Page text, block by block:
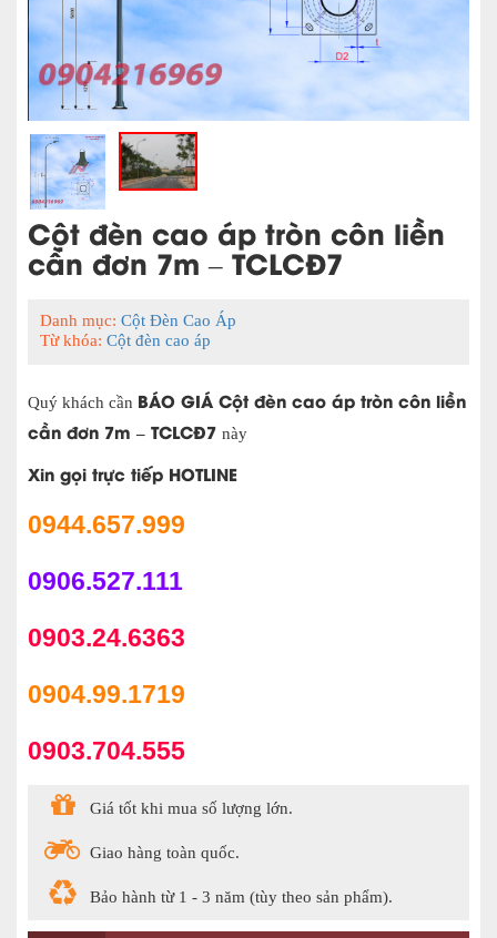
Cột đèn cao áp tròn côn liền
cần đơn 7m – TCLCĐ7
Danh mục: Cột Đèn Cao Áp
Từ khóa: Cột đèn cao áp
Quý khách cần BÁO GIÁ Cột đèn cao áp tròn côn liền
cần đơn 7m – TCLCĐ7 này
Xin gọi trực tiếp HOTLINE
0944.657.999
0906.527.111
0903.24.6363
0904.99.1719
0903.704.555
Giá tốt khi mua số lượng lớn.
Giao hàng toàn quốc.
Bảo hành từ 1 - 3 năm (tùy theo sản phẩm).